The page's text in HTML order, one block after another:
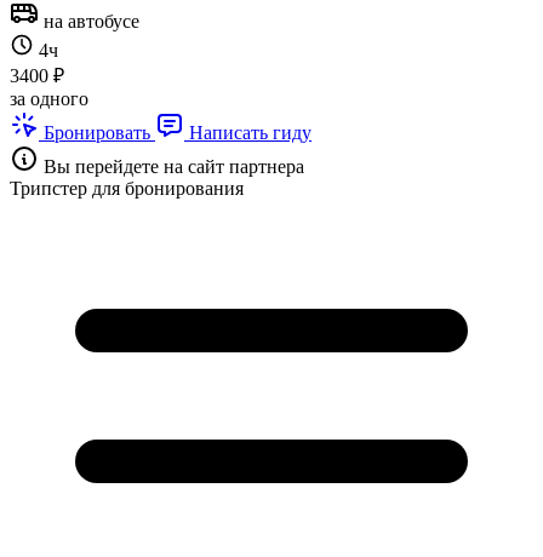
на автобусе
4ч
3400 ₽
за одного
Бронировать
Написать гиду
Вы перейдете на сайт партнера
Трипстер для бронирования